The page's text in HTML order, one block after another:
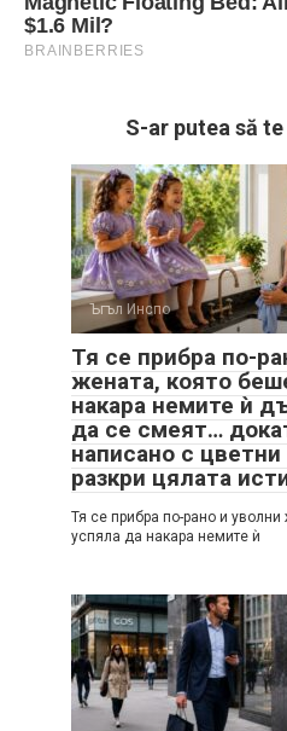
S-ar putea să
Ъгъл Инспо
Тя се прибра по-
жената, която
накара немите ѝ
да се смеят…
написано с
разкри цялата
Тя се прибра по-рано и
успяла да накара немите ѝ